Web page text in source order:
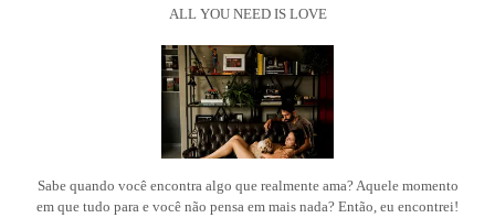
ALL YOU NEED IS LOVE
Sabe quando você encontra algo que realmente ama? Aquele momento
em que tudo para e você não pensa em mais nada? Então, eu encontrei!